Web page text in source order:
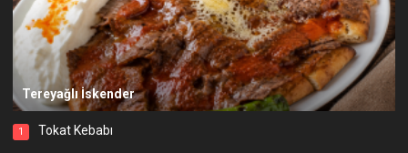
Tereyağlı İskender
1 Tokat Kebabı